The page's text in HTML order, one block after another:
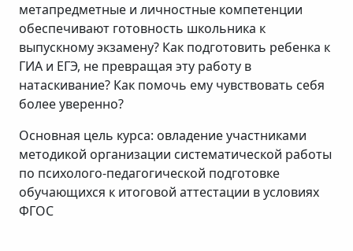
метапредметные и личностные компетенции
обеспечивают готовность школьника к
выпускному экзамену? Как подготовить ребенка к
ГИА и ЕГЭ, не превращая эту работу в
натаскивание? Как помочь ему чувствовать себя
более уверенно?
Основная цель курса: овладение участниками
методикой организации систематической работы
по психолого-педагогической подготовке
обучающихся к итоговой аттестации в условиях
ФГОС